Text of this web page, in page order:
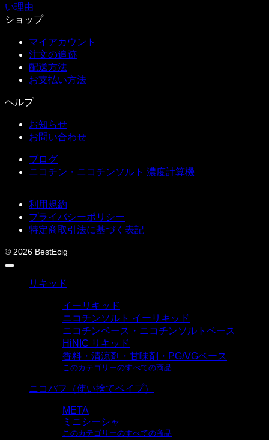
い理由
ショップ
マイアカウント
注文の追跡
配送方法
お支払い方法
ヘルプ
お知らせ
お問い合わせ
ブログ
ニコチン・ニコチンソルト 濃度計算機
利用規約
プライバシーポリシー
特定商取引法に基づく表記
© 2026 BestEcig
リキッド
イーリキッド
ニコチンソルト イーリキッド
ニコチンベース・ニコチンソルトベース
HiNIC リキッド
香料・清涼剤・甘味剤・PG/VGベース
このカテゴリーのすべての商品
ニコパフ（使い捨てベイプ）
META
ミニシーシャ
このカテゴリーのすべての商品